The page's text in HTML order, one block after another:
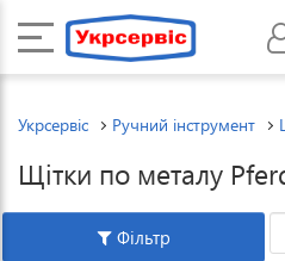
Укрсервіс Ручний інструмент
Щітки по металу
Фільтр